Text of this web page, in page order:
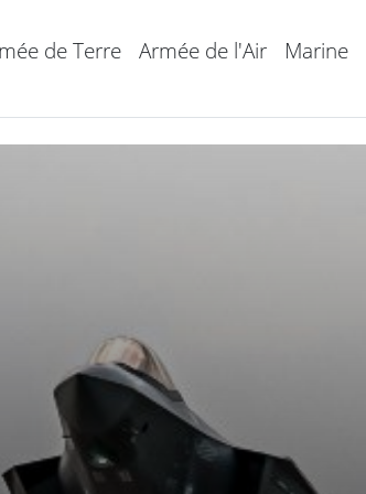
de Terre Armée de l'Air Marine